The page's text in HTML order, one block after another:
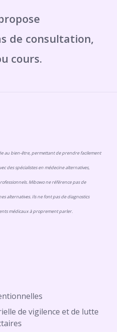
au bien-être, permettant de prendre facilement
des spécialistes en médecine alternatives,
Mibowo ne référence pas de
alternatives. Ils ne font pas de diagnostics
médicaux à proprement parler.
de vigilence et de lutte